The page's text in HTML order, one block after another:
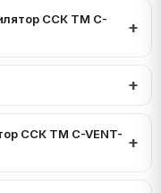
ССК ТМ C-
ССК ТМ C-VENT-